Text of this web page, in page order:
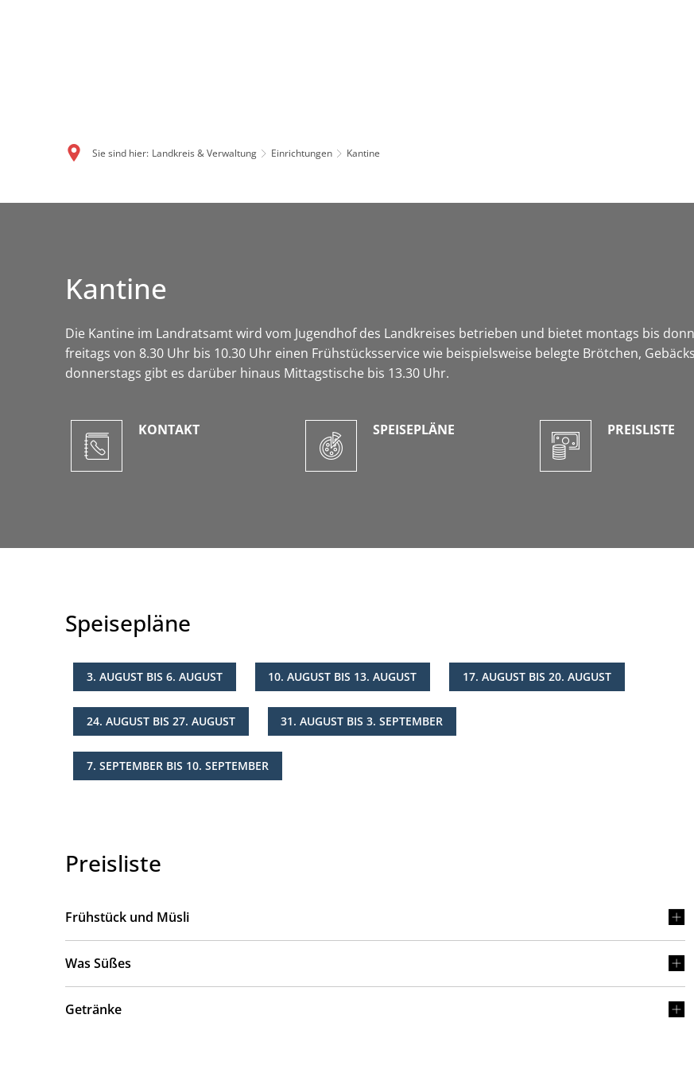
Sie sind hier: Landkreis & Verwaltung Einrichtungen Kantine
Kantine
Die Kantine im Landratsamt wird vom Jugendhof des Landkreises betrieben und bietet montags bis
freitags von 8.30 Uhr bis 10.30 Uhr einen Frühstücksservice wie beispielsweise belegte Brötchen,
donnerstags gibt es darüber hinaus Mittagstische bis 13.30 Uhr.
KONTAKT SPEISEPLÄNE PREISLISTE
Speisepläne
3. AUGUST BIS 6. AUGUST 10. AUGUST BIS 13. AUGUST 17. AUGUST BIS 20. AUGUST
24. AUGUST BIS 27. AUGUST 31. AUGUST BIS 3. SEPTEMBER
7. SEPTEMBER BIS 10. SEPTEMBER
Preisliste
Frühstück und Müsli
Was Süßes
Getränke